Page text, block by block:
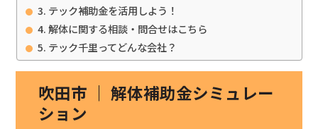
テック補助金を活用しよう！
解体に関する相談・問合せはこちら
テック千里ってどんな会社？
吹田市 ｜ 解体補助金シミュレー
ション